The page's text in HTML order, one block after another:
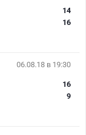
14
16
06.08.18 в 19:30
16
9